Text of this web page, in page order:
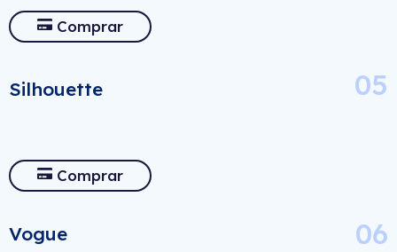
Comprar
Silhouette 05
Comprar
Vogue 06